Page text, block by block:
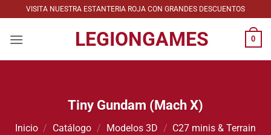
al
contenido
VISITA NUESTRA ESTANTERIA ROJA CON GRANDES DESCUENTOS
LEGIONGAMES 0
Tiny Gundam (Mach X)
Inicio / Catálogo / Modelos 3D / C27 minis & Terrain